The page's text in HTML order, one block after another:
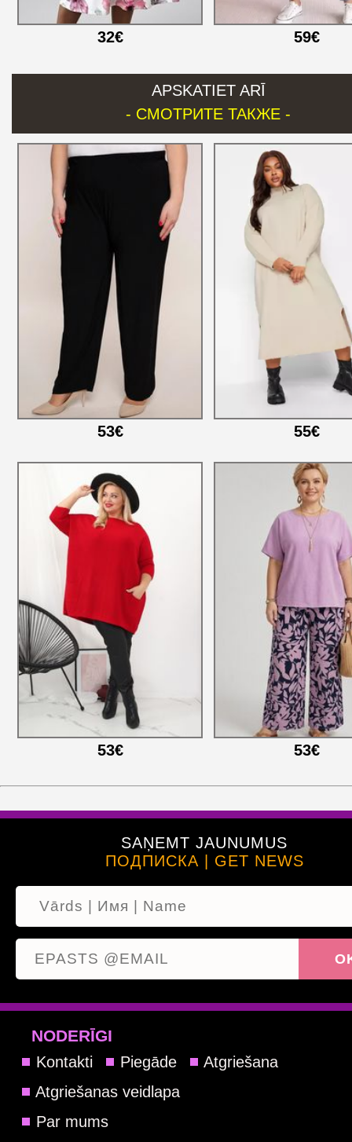
32€ 59€
APSKATIET ARĪ
- СМОТРИТЕ ТАКЖЕ -
53€ 55€
53€ 53€
SAŅEMT JAUNUMUS
ПОДПИСКА | GET NEWS
NODERĪGI
Kontakti Piegāde
Atgriešana
Atgriešanas veidlapa
Par mums